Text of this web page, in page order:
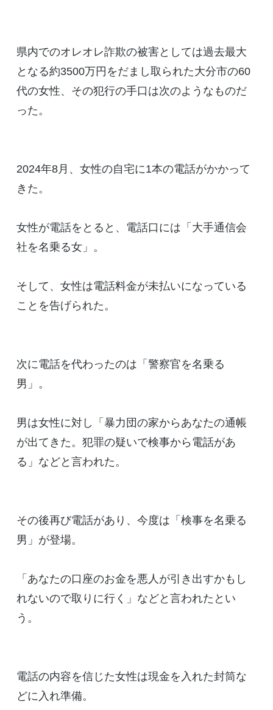
県内でのオレオレ詐欺の被害としては過去最大
となる約3500万円をだまし取られた大分市の60
代の女性、その犯行の手口は次のようなものだ
った。
2024年8月、女性の自宅に1本の電話がかかって
きた。
女性が電話をとると、電話口には「大手通信会
社を名乗る女」。
そして、女性は電話料金が未払いになっている
ことを告げられた。
次に電話を代わったのは「警察官を名乗る
男」。
男は女性に対し「暴力団の家からあなたの通帳
が出てきた。犯罪の疑いで検事から電話があ
る」などと言われた。
その後再び電話があり、今度は「検事を名乗る
男」が登場。
「あなたの口座のお金を悪人が引き出すかもし
れないので取りに行く」などと言われたとい
う。
電話の内容を信じた女性は現金を入れた封筒な
どに入れ準備。